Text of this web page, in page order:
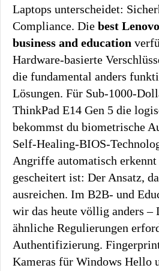
Laptops unterscheidet:
Compliance. Die best
business and education
Hardware-basierte
die fundamental anders
Lösungen. Für Sub-1000-
ThinkPad E14 Gen 5 die
bekommst du biometrische
Self-Healing-BIOS-
Angriffe automatisch erkennt
gescheitert ist: Der Ansatz,
ausreichen. Im B2B- und
wir das heute völlig anders –
ähnliche Regulierungen
Authentifizierung.
Kameras für Windows Hello